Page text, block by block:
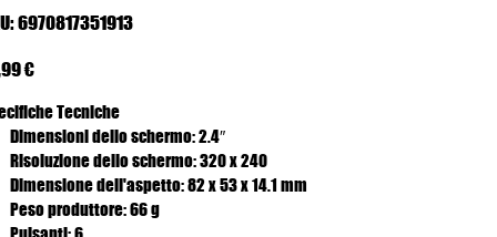
SKU
6970817351913
6970817351913
€
Tecniche
Dimensioni dello schermo: 2.4″
Risoluzione dello schermo: 320 x 240
Dimensione dell'aspetto: 82 x 53 x 14.1 mm
Peso produttore: 66 g